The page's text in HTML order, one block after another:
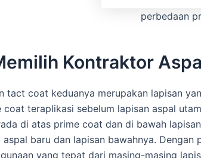
perbedaan
Kontraktor
tact coat keduanya merupakan lapisan
coat teraplikasi sebelum lapisan aspal
di atas prime coat dan di bawah
baru dan lapisan bawahnya.
yang tepat dari masing-masing